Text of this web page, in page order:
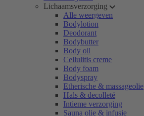
Lichaamsverzorging
Alle weergeven
Bodylotion
Deodorant
Bodybutter
Body oil
Cellulitis creme
Body foam
Bodyspray
Etherische & massageolie
Hals & decolleté
Intieme verzorging
Sauna olie & infusie